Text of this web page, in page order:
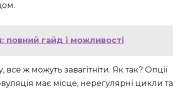
повний гайд і можливості
ж можуть завагітніти. Як так? Опції
має місце, нерегулярні цикли та